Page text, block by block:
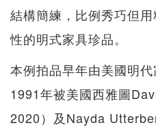
結構簡練，比例秀巧但
性的明式家具珍品。
本例拍品早年由美國明代
1991年被美國西雅圖
2020）及Nayda